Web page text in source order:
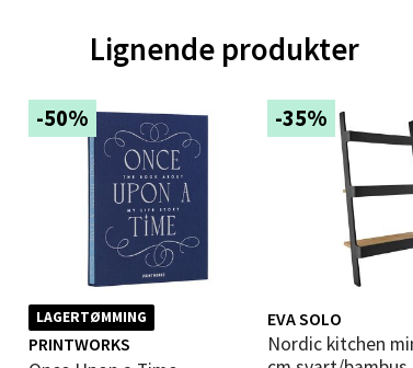
Lignende produkter
-50%
LAGERTØMMING
PRINTWORKS
-35%
EVA SOLO
Nordic kitchen minihylle 50
vei 52, 5147 Fyllingsdalen
- Aunasenteret
Sunndalsvegen 3, 7340 Oppdal
10-19